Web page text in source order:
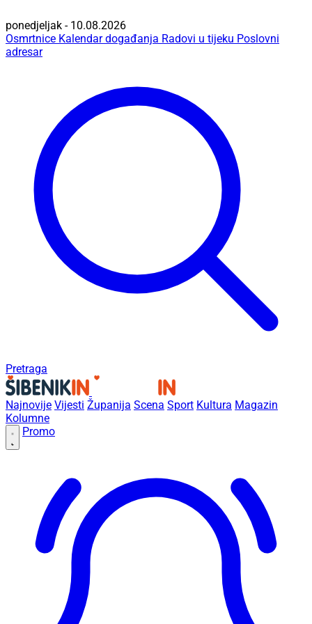
ponedjeljak - 10.08.2026
Osmrtnice Kalendar događanja Radovi u tijeku Poslovni
adresar
Pretraga
Najnovije Vijesti Županija Scena Sport Kultura Magazin
Kolumne
Promo